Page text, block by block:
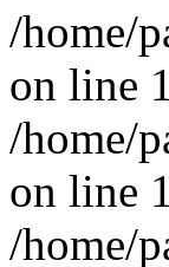
/home/
on line
/home/
on line
/home/